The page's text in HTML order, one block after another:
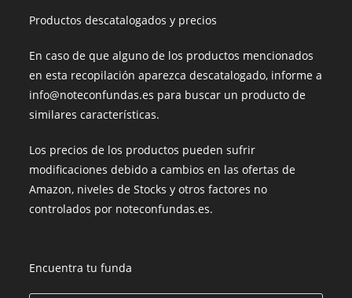
Productos descatalogados y precios
En caso de que alguno de los productos mencionados
en esta recopilación aparezca descatalogado, informe a
info@noteconfundas.es para buscar un producto de
similares características.
Los precios de los productos pueden sufrir
modificaciones debido a cambios en las ofertas de
Amazon, niveles de Stocks y otros factores no
controlados por noteconfundas.es.
Encuentra tu funda